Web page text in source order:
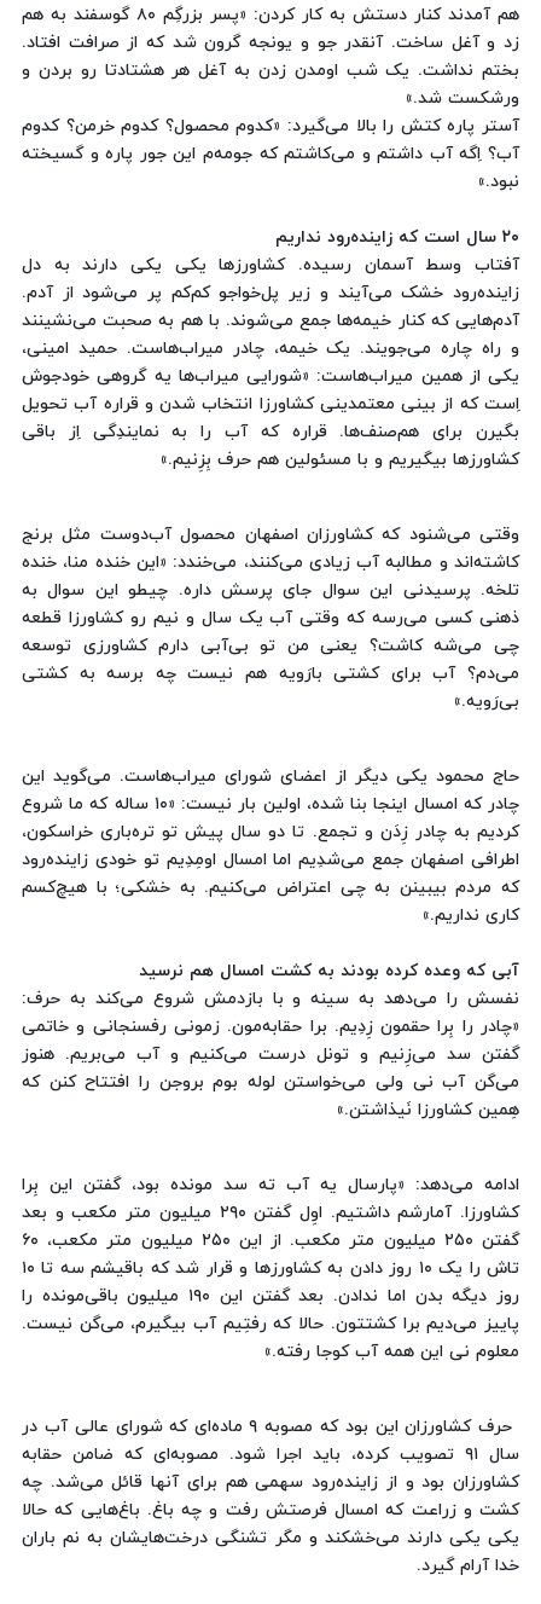
هم آمدند کنار دستش به کار کردن: «پسر بزرگِم ٨٠ گوسفند به هم
زد و آغل ساخت. آنقدر جو و یونجه گرون شد که از صرافت افتاد.
بختم نداشت. یک شب اومدن زدن به آغل هر هشتادتا رو بردن و
ورشکست شد.»
آستر پاره کتش را بالا می‌گیرد: «کدوم محصول؟ کدوم خرمن؟ کدوم
آب؟ اِگه آب داشتم و می‌کاشتم که جومه‌م این جور پاره و گسیخته
نبود.»
٢٠ سال است که زاینده‌رود نداریم
آفتاب وسط آسمان رسیده. کشاورزها یکی یکی دارند به دل
زاینده‌رود خشک می‌آیند و زیر پل‌خواجو کم‌کم پر می‌شود از آدم.
آدم‌هایی که کنار خیمه‌ها جمع می‌شوند. با هم به صحبت می‌نشینند
و راه چاره می‌جویند. یک خیمه، چادر میراب‌‌هاست. حمید امینی،
یکی از همین میراب‌هاست: «شورایی میراب‌ها یه گروهی خودجوش
اِست که از بینی معتمدینی کشاورزا انتخاب شدن و قراره آب تحویل
بگیرن برای هم‌صنف‌ها. قراره که آب را به نمایندِگی اِز باقی
کشاورزها بیگیریم و با مسئولین هم حرف بِزِنیم.»
وقتی می‌شنود که کشاورزان اصفهان محصول آب‌دوست مثل برنج
کاشته‌اند و مطالبه آب زیادی می‌کنند، می‌خندد: «این خنده منا، خنده
تلخه. پرسیدنی این سوال جای پرسش داره. چیطو این سوال به
ذهنی کسی می‌رسه که وقتی آب یک سال و نیم رو کشاورزا قطعه
چی می‌شه کاشت؟ یعنی من تو بی‌آبی دارم کشاورزی توسعه
می‌دم؟ آب برای کشتی بارَویه هم نیست چه برسه به کشتی
بی‌رَویه.»
حاج محمود یکی دیگر از اعضای شورای میراب‌هاست. می‌گوید این
چادر که امسال اینجا بنا شده، اولین بار نیست: «١٠ ساله که ما شروع
کردیم به چادر زِدَن و تجمع. تا دو سال پیش تو تره‌باری خراسکون،
اطرافی اصفهان جمع می‌شدِیم اما امسال اومِدِیم تو خودی زاینده‌رود
که مردم بیبینن به چی اعتراض می‌کنیم. به خشکی؛ با هیچ‌کسم
کاری نداریم.»
آبی که وعده کرده بودند به کشت امسال هم نرسید
نفسش را می‌دهد به سینه و با بازدمش شروع می‌کند به حرف:
«چادر را بِرا حقمون زِدِیم. برا حقابه‌مون. زمونی رفسنجانی و خاتمی
گفتن سد می‌زِنیم و تونل درست می‌کنیم و آب می‌بریم. هنوز
می‌گن آب نی ولی می‌خواستن لوله بوم بروجن را افتتاح کنن که
هِمین کشاورزا نَیذاشتن.»
ادامه می‌دهد: «پارسال یه آب ته سد مونده بود، گفتن این بِرا
کشاورزا. آمارشم داشتیم. اوِل گفتن ٢٩٠ میلیون متر مکعب و بعد
گفتن ٢٥٠ میلیون متر مکعب. از این ٢٥٠ میلیون متر مکعب، ٦٠
تاش را یک ١٠ روز دادن به کشاورزها و قرار شد که باقیشم سه تا ١٠
روز دیگه بدن اما ندادن. بعد گفتن این ١٩٠ میلیون باقی‌مونده را
پاییز می‌دیم برا کشتتون. حالا که رفتِیم آب بیگیرم، می‌گن نیست.
معلوم نی این همه آب کوجا رفته.»
حرف کشاورزان این بود که مصوبه ٩ ماده‌ای که شورای عالی آب در
سال ٩١ تصویب کرده، باید اجرا شود. مصوبه‌ای که ضامن حقابه
کشاورزان بود و از زاینده‌رود سهمی هم برای آنها قائل می‌شد. چه
کشت و زراعت که امسال فرصتش رفت و چه باغ‌. باغ‌هایی که حالا
یکی یکی دارند می‌خشکند و مگر تشنگی درخت‌هایشان به نم باران
خدا آرام گیرد.